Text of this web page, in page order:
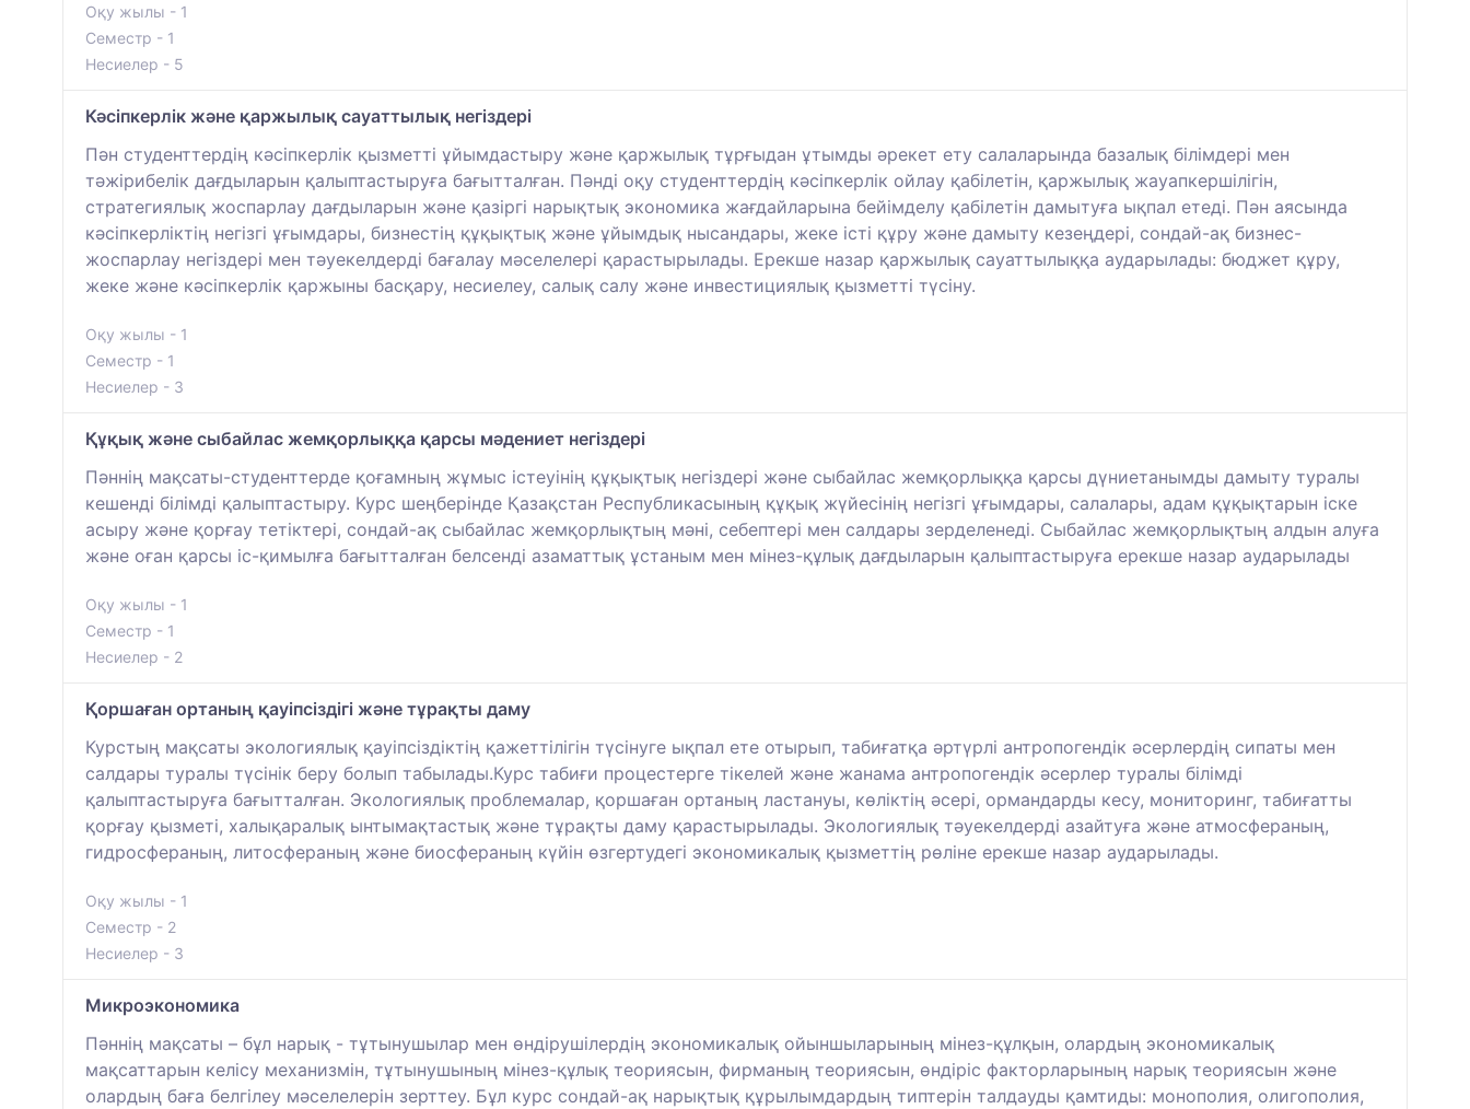
Оқу жылы - 1
Семестр - 1
Несиелер - 5
Кәсіпкерлік және қаржылық сауаттылық негіздері
Пән студенттердің кәсіпкерлік қызметті ұйымдастыру және қаржылық тұрғыдан ұтымды әрекет ету салаларында базалық білімдері мен
тәжірибелік дағдыларын қалыптастыруға бағытталған. Пәнді оқу студенттердің кәсіпкерлік ойлау қабілетін, қаржылық жауапкершілігін,
стратегиялық жоспарлау дағдыларын және қазіргі нарықтық экономика жағдайларына бейімделу қабілетін дамытуға ықпал етеді. Пән аясында
кәсіпкерліктің негізгі ұғымдары, бизнестің құқықтық және ұйымдық нысандары, жеке істі құру және дамыту кезеңдері, сондай-ақ бизнес-
жоспарлау негіздері мен тәуекелдерді бағалау мәселелері қарастырылады. Ерекше назар қаржылық сауаттылыққа аударылады: бюджет құру,
жеке және кәсіпкерлік қаржыны басқару, несиелеу, салық салу және инвестициялық қызметті түсіну.
Оқу жылы - 1
Семестр - 1
Несиелер - 3
Құқық және сыбайлас жемқорлыққа қарсы мәдениет негіздері
Пәннің мақсаты-студенттерде қоғамның жұмыс істеуінің құқықтық негіздері және сыбайлас жемқорлыққа қарсы дүниетанымды дамыту туралы
кешенді білімді қалыптастыру. Курс шеңберінде Қазақстан Республикасының құқық жүйесінің негізгі ұғымдары, салалары, адам құқықтарын іске
асыру және қорғау тетіктері, сондай-ақ сыбайлас жемқорлықтың мәні, себептері мен салдары зерделенеді. Сыбайлас жемқорлықтың алдын алуға
және оған қарсы іс-қимылға бағытталған белсенді азаматтық ұстаным мен мінез-құлық дағдыларын қалыптастыруға ерекше назар аударылады
Оқу жылы - 1
Семестр - 1
Несиелер - 2
Қоршаған ортаның қауіпсіздігі және тұрақты даму
Курстың мақсаты экологиялық қауіпсіздіктің қажеттілігін түсінуге ықпал ете отырып, табиғатқа әртүрлі антропогендік әсерлердің сипаты мен
салдары туралы түсінік беру болып табылады.Курс табиғи процестерге тікелей және жанама антропогендік әсерлер туралы білімді
қалыптастыруға бағытталған. Экологиялық проблемалар, қоршаған ортаның ластануы, көліктің әсері, ормандарды кесу, мониторинг, табиғатты
қорғау қызметі, халықаралық ынтымақтастық және тұрақты даму қарастырылады. Экологиялық тәуекелдерді азайтуға және атмосфераның,
гидросфераның, литосфераның және биосфераның күйін өзгертудегі экономикалық қызметтің рөліне ерекше назар аударылады.
Оқу жылы - 1
Семестр - 2
Несиелер - 3
Микроэкономика
Пәннің мақсаты – бұл нарық - тұтынушылар мен өндірушілердің экономикалық ойыншыларының мінез-құлқын, олардың экономикалық
мақсаттарын келісу механизмін, тұтынушының мінез-құлық теориясын, фирманың теориясын, өндіріс факторларының нарық теориясын және
олардың баға белгілеу мәселелерін зерттеу. Бұл курс сондай-ақ нарықтық құрылымдардың типтерін талдауды қамтиды: монополия, олигополия,